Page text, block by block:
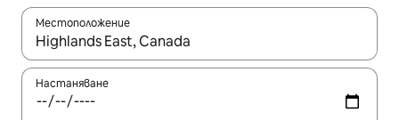
Местоположение
Когато резултатите се покажат, използвайте
Настаняване